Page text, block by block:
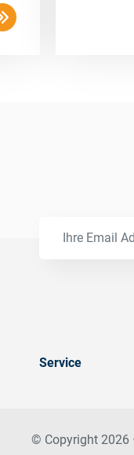
Service
© Copyright 2026